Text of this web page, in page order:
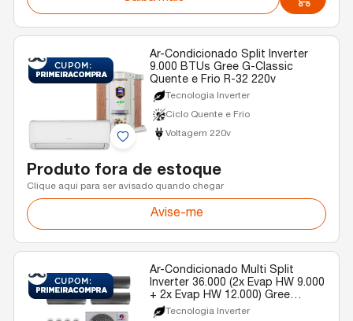
Ar-Condicionado Split Inverter
9.000 BTUs Gree G-Classic
Quente e Frio R-32 220v
Tecnologia Inverter
Ciclo Quente e Frio
Voltagem 220v
Produto fora de estoque
Clique aqui para ser avisado quando chegar
Avise-me
Ar-Condicionado Multi Split
Inverter 36.000 (2x Evap HW 9.000
+ 2x Evap HW 12.000) Gree
Diamond Quente/Frio R-32 220v
Tecnologia Inverter